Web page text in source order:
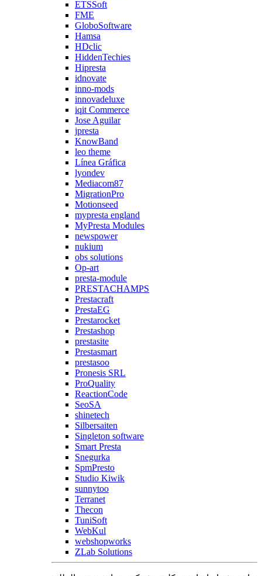
ETSSoft
FME
GloboSoftware
Hamsa
HDclic
HiddenTechies
Hipresta
idnovate
inno-mods
innovadeluxe
iqit Commerce
Jose Aguilar
jpresta
KnowBand
leo theme
Línea Gráfica
lyondev
Mediacom87
MigrationPro
Motionseed
mypresta england
MyPresta Modules
newspower
nukium
obs solutions
Op-art
presta-module
PRESTACHAMPS
Prestacraft
PrestaEG
Prestarocket
Prestashop
prestasite
Prestasmart
prestasoo
Pronesis SRL
ProQuality
ReactionCode
SeoSA
shinetech
Silbersaiten
Singleton software
Smart Presta
Snegurka
SpmPresto
Studio Kiwik
sunnytoo
Terranet
Thecon
TuniSoft
WebKul
webshopworks
ZLab Solutions